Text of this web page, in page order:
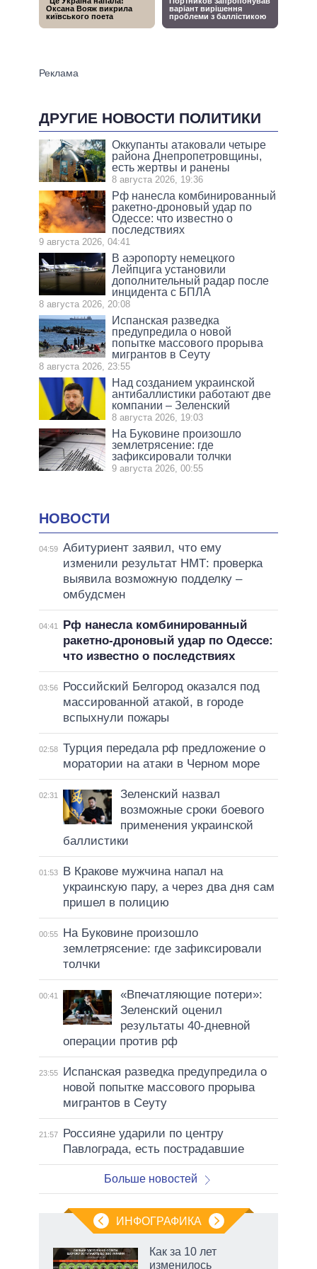
ДРУГИЕ НОВОСТИ ПОЛИТИКИ
Оккупанты атаковали четыре
района Днепропетровщины,
есть жертвы и ранены
8 августа 2026, 19:36
Рф нанесла комбинированный
ракетно-дроновый удар по
Одессе: что известно о
последствиях
9 августа 2026, 04:41
В аэропорту немецкого
Лейпцига установили
дополнительный радар после
инцидента с БПЛА
8 августа 2026, 20:08
Испанская разведка
предупредила о новой
попытке массового прорыва
мигрантов в Сеуту
8 августа 2026, 23:55
Над созданием украинской
антибаллистики работают две
компании – Зеленский
8 августа 2026, 19:03
На Буковине произошло
землетрясение: где
зафиксировали толчки
9 августа 2026, 00:55
НОВОСТИ
04:59 Абитуриент заявил, что ему
изменили результат НМТ: проверка
выявила возможную подделку –
омбудсмен
04:41
Рф нанесла комбинированный
ракетно-дроновый удар по Одессе:
что известно о последствиях
03:56
Российский Белгород оказался под
массированной атакой, в городе
вспыхнули пожары
02:58 Турция передала рф предложение о
моратории на атаки в Черном море
02:31
Зеленский назвал
возможные сроки боевого
применения украинской
баллистики
01:53
В Кракове мужчина напал на
украинскую пару, а через два дня сам
пришел в полицию
00:55
На Буковине произошло
землетрясение: где зафиксировали
толчки
00:41
«Впечатляющие потери»:
Зеленский оценил
результаты 40-дневной
операции против рф
23:55
Испанская разведка предупредила о
новой попытке массового прорыва
мигрантов в Сеуту
21:57
Россияне ударили по центру
Павлограда, есть пострадавшие
Больше новостей
ИНФОГРАФИКА
Как за 10 лет
изменилось